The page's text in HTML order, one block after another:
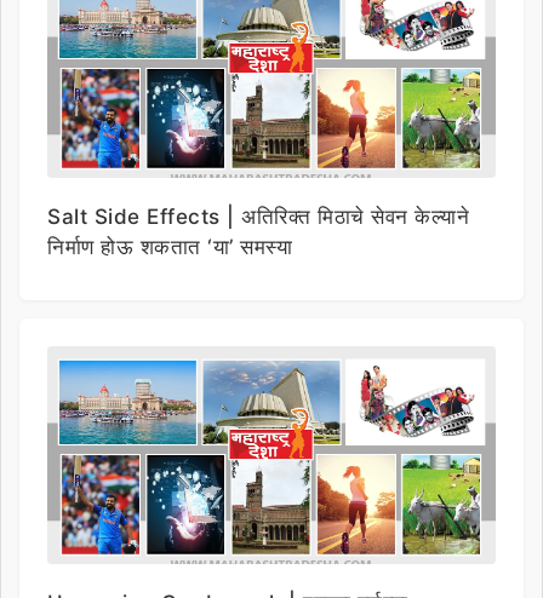
Salt Side Effects | अतिरिक्त मिठाचे सेवन केल्याने
निर्माण होऊ शकतात ‘या’ समस्या